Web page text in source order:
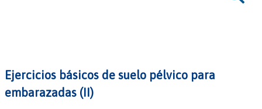
Ejercicios básicos de suelo pélvico para
embarazadas (II)